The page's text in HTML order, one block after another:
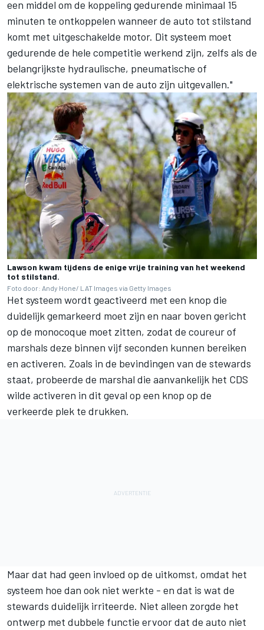
een middel om de koppeling gedurende minimaal 15
minuten te ontkoppelen wanneer de auto tot stilstand
komt met uitgeschakelde motor. Dit systeem moet
gedurende de hele competitie werkend zijn, zelfs als de
belangrijkste hydraulische, pneumatische of
elektrische systemen van de auto zijn uitgevallen."
Lawson kwam tijdens de enige vrije training van het weekend
tot stilstand.
Foto door: Andy Hone/ LAT Images via Getty Images
Het systeem wordt geactiveerd met een knop die
duidelijk gemarkeerd moet zijn en naar boven gericht
op de monocoque moet zitten, zodat de coureur of
marshals deze binnen vijf seconden kunnen bereiken
en activeren. Zoals in de bevindingen van de stewards
staat, probeerde de marshal die aanvankelijk het CDS
wilde activeren in dit geval op een knop op de
verkeerde plek te drukken.
Maar dat had geen invloed op de uitkomst, omdat het
systeem hoe dan ook niet werkte - en dat is wat de
stewards duidelijk irriteerde. Niet alleen zorgde het
ontwerp met dubbele functie ervoor dat de auto niet